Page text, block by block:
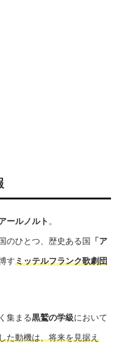
ールノルト 。
のひとつ、歴史ある国 「ア
すミッテルフランク歌劇団
集まる黒鷲の学級において
た動機は、将来を見据え